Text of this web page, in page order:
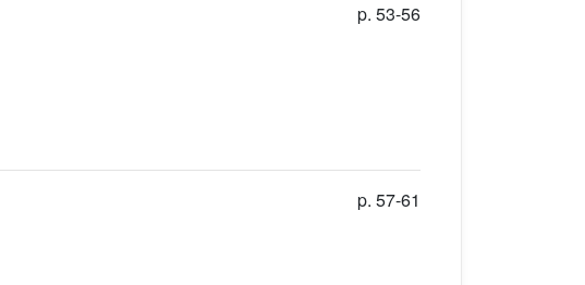
p. 53-56
p. 57-61